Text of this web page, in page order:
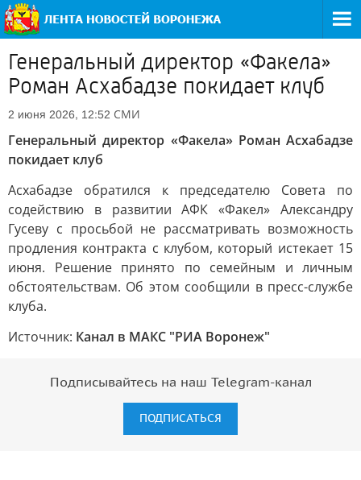
Генеральный директор «Факела»
Роман Асхабадзе покидает клуб
2 июня 2026, 12:52 СМИ
Генеральный директор «Факела» Роман Асхабадзе
покидает клуб
Асхабадзе обратился к председателю Совета по
содействию в развитии АФК «Факел» Александру
Гусеву с просьбой не рассматривать возможность
продления контракта с клубом, который истекает 15
июня. Решение принято по семейным и личным
обстоятельствам. Об этом сообщили в пресс-службе
клуба.
Источник: Канал в МАКС "РИА Воронеж"
Подписывайтесь на наш Telegram-канал
ПОДПИСАТЬСЯ